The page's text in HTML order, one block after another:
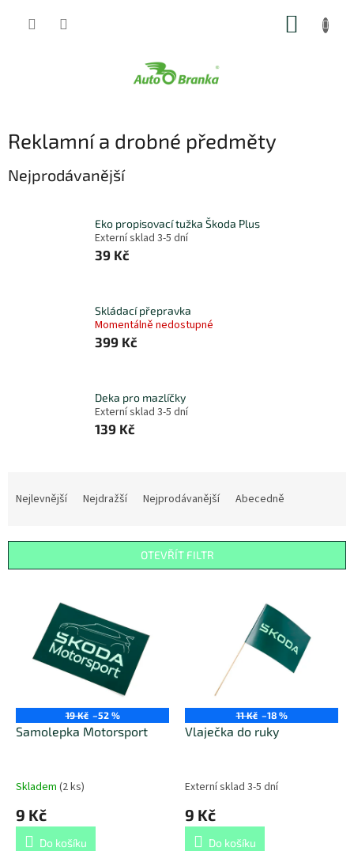
Reklamní a drobné předměty
Nejprodávanější
Eko propisovací tužka Škoda Plus
Externí sklad 3-5 dní
39 Kč
Skládací přepravka
Momentálně nedostupné
399 Kč
Deka pro mazlíčky
Externí sklad 3-5 dní
139 Kč
í
Nejlevnější Nejdražší Nejprodávanější Abecedně
OTEVŘÍT FILTR
19 Kč –52 %
Samolepka Motorsport
Skladem (2 ks)
9 Kč
Do košíku
11 Kč –18 %
Vlaječka do ruky
Externí sklad 3-5 dní
9 Kč
Do košíku